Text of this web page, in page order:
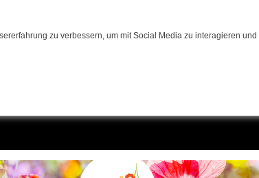
zu verbessern, um mit Social Media zu interagieren